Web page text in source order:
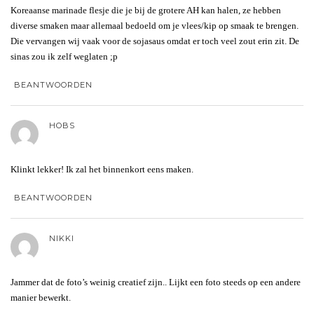
Koreaanse marinade flesje die je bij de grotere AH kan halen, ze hebben
diverse smaken maar allemaal bedoeld om je vlees/kip op smaak te brengen.
Die vervangen wij vaak voor de sojasaus omdat er toch veel zout erin zit. De
sinas zou ik zelf weglaten ;p
BEANTWOORDEN
HOBS
Klinkt lekker! Ik zal het binnenkort eens maken.
BEANTWOORDEN
NIKKI
Jammer dat de foto’s weinig creatief zijn.. Lijkt een foto steeds op een andere
manier bewerkt.